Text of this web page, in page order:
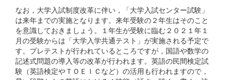
なお，大学入試制度改革に伴い，「大学入試センター試験」
は来年までの実施となります。来年受験の２年生はそのこと
を意識しておきましょう。１年生が受験に臨む２０２１年１
月の受験からは「大学入学共通テスト」が実施される予定で
す。プレテストが行われているところですが，国語や数学の
記述式問題の導入等の改革が行われます。英語の民間検定試
験（英語検定やＴＯＥＩＣなど）の活用も行われますので，